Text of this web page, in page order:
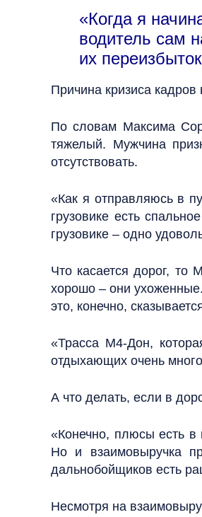
«Когда я
водитель сам
их
Причина кризиса
По словам Максима
тяжелый. Мужчина
отсутствовать.
«Как я отправляюсь в
грузовике есть
грузовике – одно
Что касается дорог, то
хорошо – они
это, конечно,
«Трасса М4-Дон,
отдыхающих очень
А что делать, если в
«Конечно, плюсы есть в
Но и взаимовыручка
дальнобойщиков есть
Несмотря на